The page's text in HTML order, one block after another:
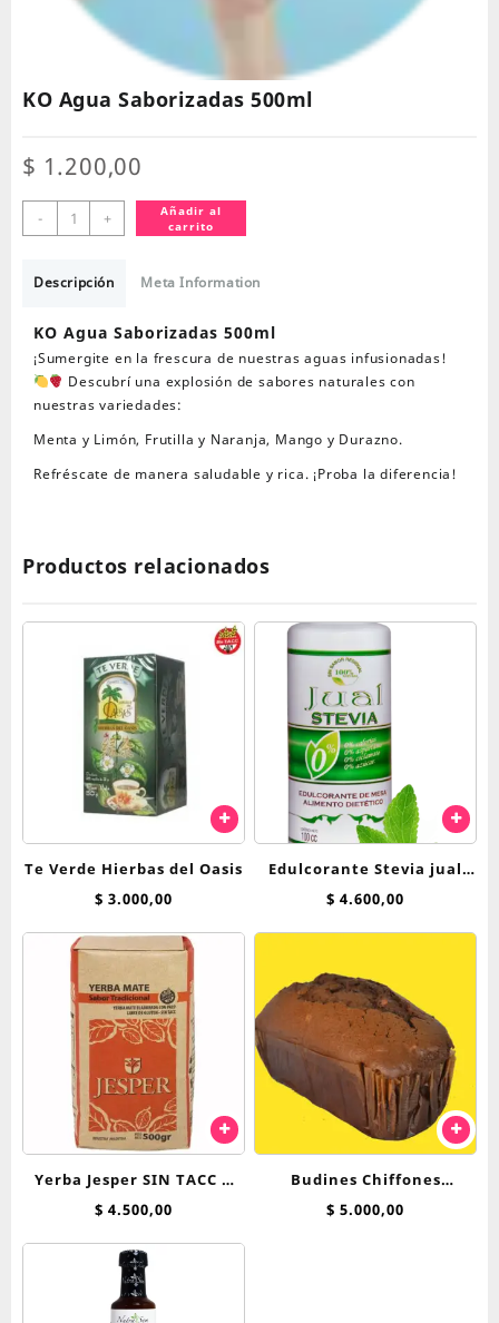
KO Agua Saborizadas 500ml
$ 1.200,00
-
KO
Agua
500ml
+
Añadir al
carrito
Descripción Meta Information
KO Agua Saborizadas 500ml
¡Sumergite en la frescura de nuestras aguas infusionadas!
Descubrí una explosión de sabores naturales con
nuestras variedades:
Menta y Limón, Frutilla y Naranja, Mango y Durazno.
Refréscate de manera saludable y rica. ¡Proba la diferencia!
Productos relacionados
Te Verde Hierbas del Oasis
$ 3.000,00
Edulcorante Stevia jual
125cc liquida
$ 4.600,00
Yerba Jesper SIN TACC x
500 g
$ 4.500,00
Budines Chiffones
Breadnet
$ 5.000,00